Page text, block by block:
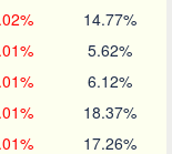
14.77%
5.62%
6.12%
18.37%
17.26%